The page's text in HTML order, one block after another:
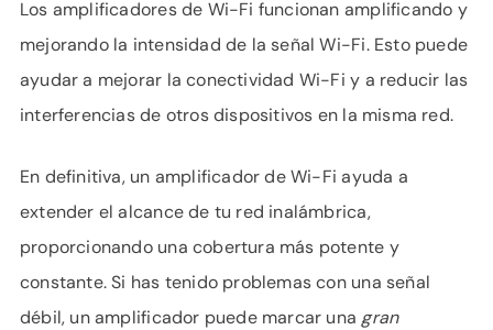
Los amplificadores de Wi-Fi funcionan amplificando y
mejorando la intensidad de la señal Wi-Fi. Esto puede
ayudar a mejorar la conectividad Wi-Fi y a reducir las
interferencias de otros dispositivos en la misma red.
En definitiva, un amplificador de Wi-Fi ayuda a
extender el alcance de tu red inalámbrica,
proporcionando una cobertura más potente y
constante. Si has tenido problemas con una señal
débil, un amplificador puede marcar una gran